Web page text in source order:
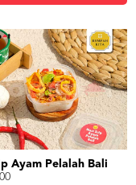
Ayam Pelalah Bali